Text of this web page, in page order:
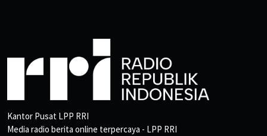
Kantor Pusat LPP RRI
Media radio berita online terpercaya - LPP RRI